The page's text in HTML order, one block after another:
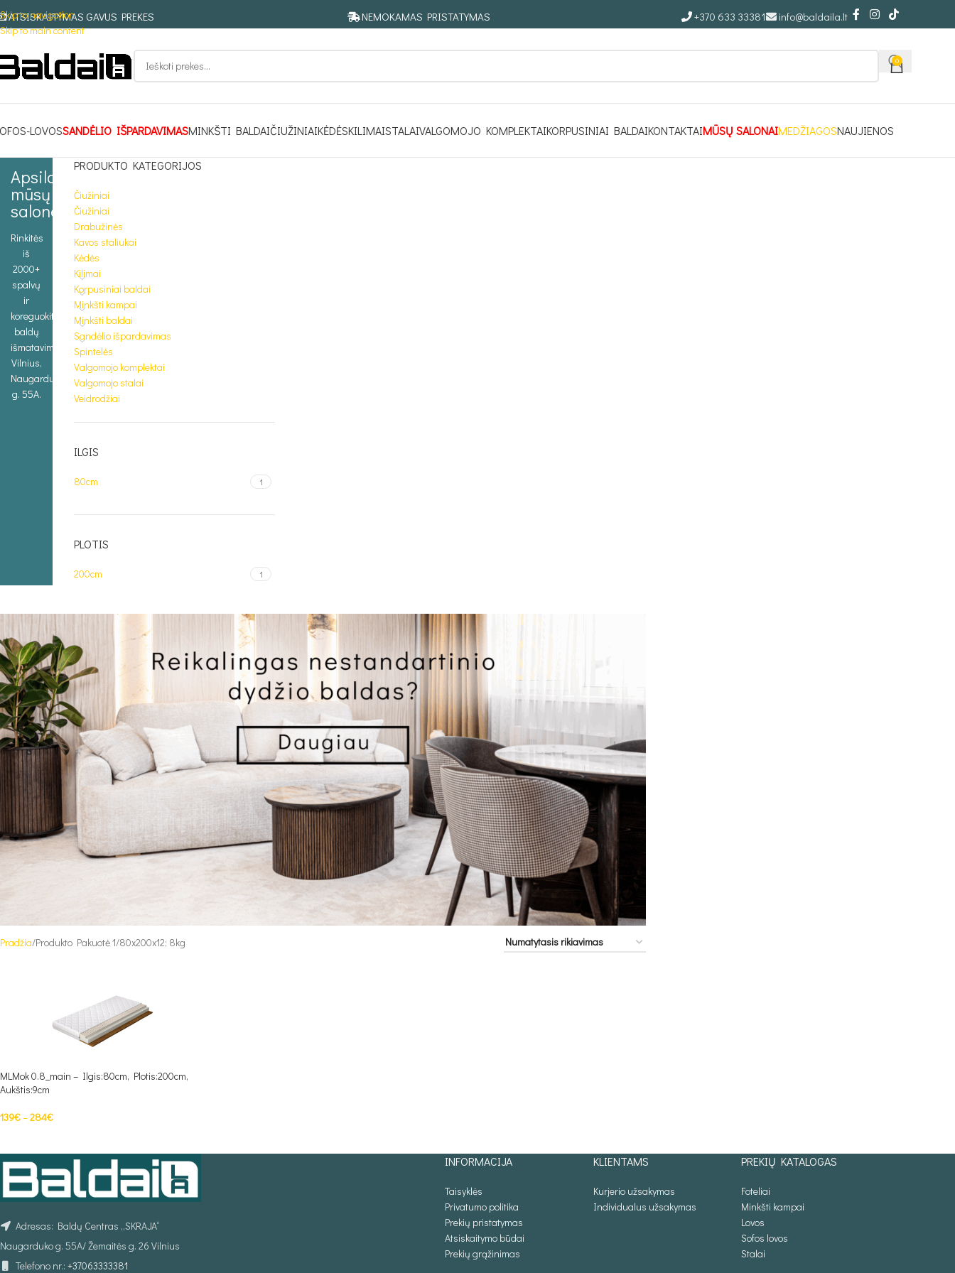
Skip to navigation
Skip to main content
ATSISKAITYMAS GAVUS PREKES NEMOKAMAS PRISTATYMAS +370 633 33381 info@baldaila.lt
0
LOVOSSANDĖLIO IŠPARDAVIMASMINKŠTI BALDAIČIUŽINIAIKĖDĖSKILIMAISTALAIVALGOMOJO KOMPLEKTAIKORPUSINIAI BALDAIKONTAKTAIMŪSŲ SALONAIMEDŽIAGOSNAUJIENOS
Apsilankykite
mūsų
salone
Rinkitės
iš
2000+
spalvų
ir
koreguokite
baldų
išmatavimus.
Vilnius,
Naugarduko
g. 55A.
PRODUKTO KATEGORIJOS
Čiužiniai
Čiužiniai
Drabužinės
Kavos staliukai
Kėdės
Kilimai
Korpusiniai baldai
Minkšti kampai
Minkšti baldai
Sandėlio išpardavimas
Spintelės
Valgomojo komplektai
Valgomojo stalai
Veidrodžiai
ILGIS
80cm 1
PLOTIS
200cm 1
Pradžia Produkto Pakuotė 1 80x200x12; 8kg
MLMok 0.8_main – Ilgis:80cm, Plotis:200cm,
Aukštis:9cm
139€–284€
Adresas: Baldų Centras „SKRAJA“
Naugarduko g. 55A/ Žemaitės g. 26 Vilnius
Telefono nr.: +37063333381
INFORMACIJA
Taisyklės
Privatumo politika
Prekių pristatymas
Atsiskaitymo būdai
Prekių grąžinimas
KLIENTAMS
Kurjerio užsakymas
Individualus užsakymas
PREKIŲ KATALOGAS
Foteliai
Minkšti kampai
Lovos
Sofos lovos
Stalai